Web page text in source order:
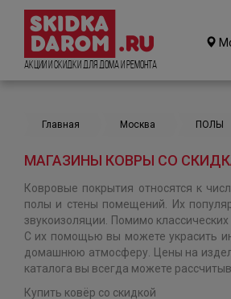
Акции и Скидки для дома и ремонта
Главная Москва ПОЛЫ
МАГАЗИНЫ КОВРЫ СО
Ковровые покрытия относятся к
полы и стены помещений. Их
звукоизоляции. Помимо
С их помощью вы можете украсить
домашнюю атмосферу. Цены на
каталога вы всегда можете
Купить ковёр со скидкой